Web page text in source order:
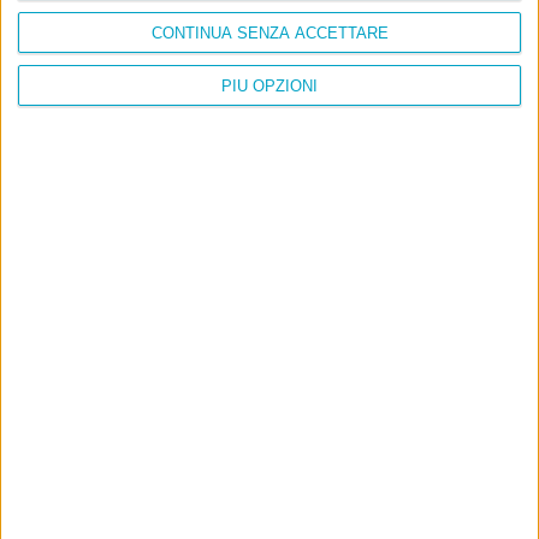
PIÙ OPZIONI
CONTINUA SENZA ACCETTARE